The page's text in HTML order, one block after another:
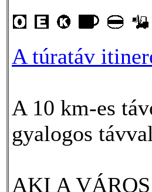
A túratáv
A 10 km-es
gyalogos
AKI A